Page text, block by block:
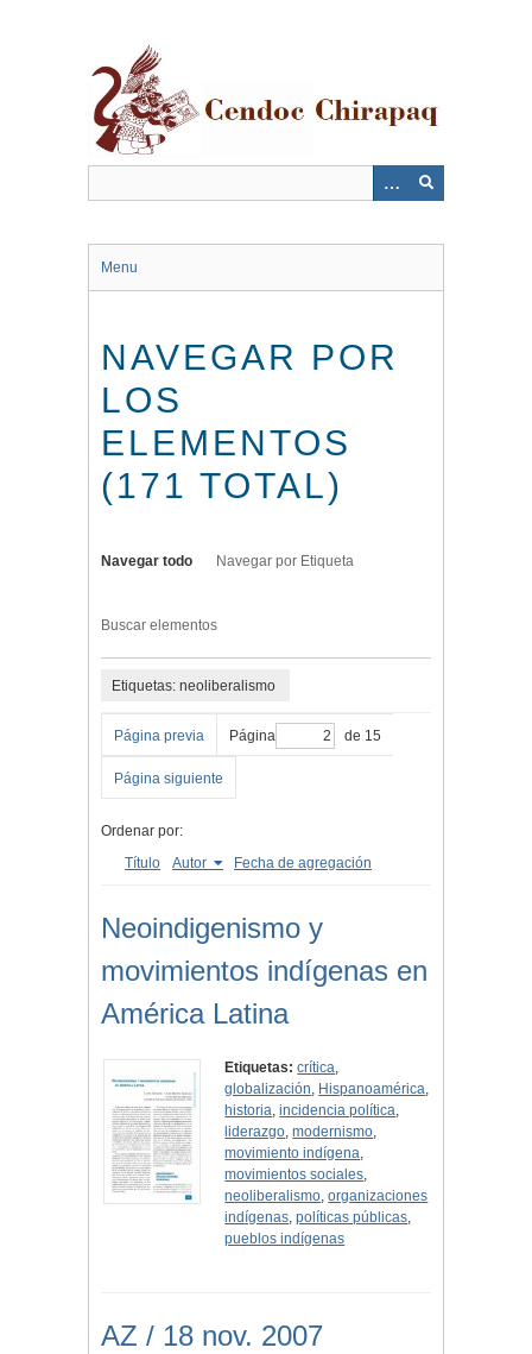
Menu
NAVEGAR POR
LOS
ELEMENTOS
(171 TOTAL)
Navegar todo Navegar por Etiqueta
Buscar elementos
Etiquetas: neoliberalismo
Página previa Página de 15
Página siguiente
Ordenar por:
Título
Autor Fecha de agregación
Neoindigenismo y
movimientos indígenas en
América Latina
Etiquetas: crítica,
globalización, Hispanoamérica,
historia,incidencia política,
liderazgo,modernismo,
movimiento indígena,
movimientos sociales,
neoliberalismo,organizaciones
indígenas,políticas públicas,
pueblos indígenas
AZ / 18 nov. 2007